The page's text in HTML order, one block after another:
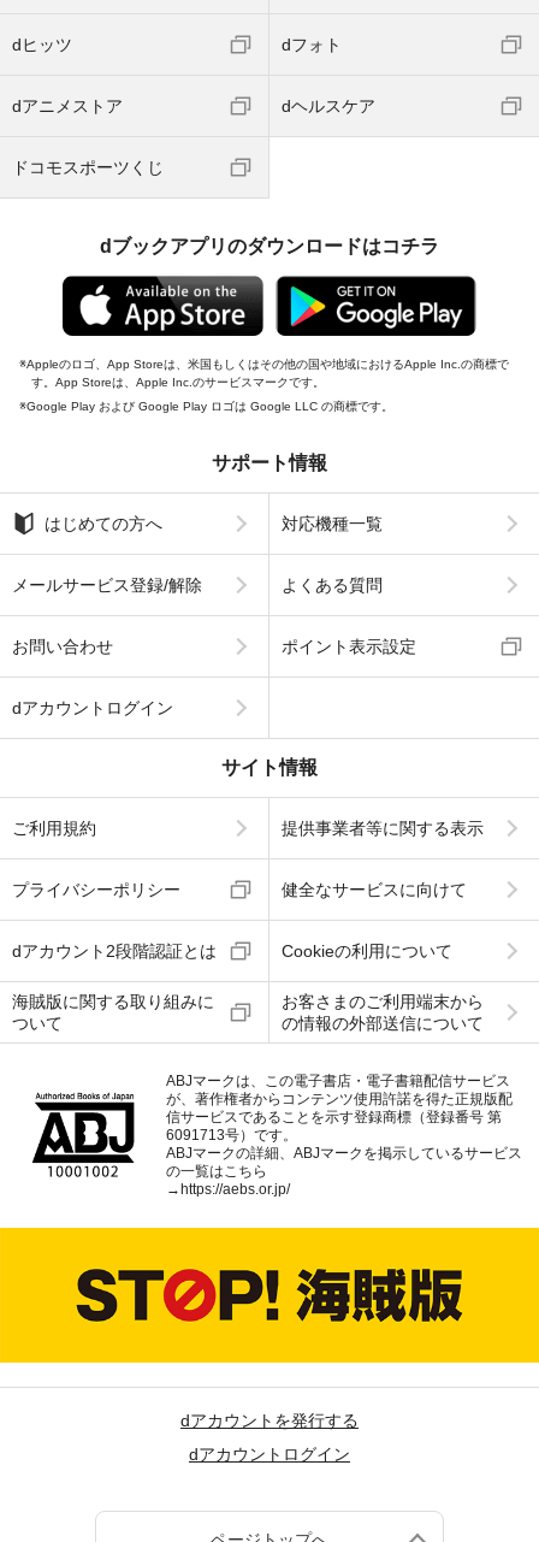
dヒッツ dフォト
dアニメストア dヘルスケア
ドコモスポーツくじ
dブックアプリのダウンロードはコチラ
Appleのロゴ、App Storeは、米国もしくはその他の国や地域におけるApple Inc.の商標で
す。App Storeは、Apple Inc.のサービスマークです。
Google Play および Google Play ロゴは Google LLC の商標です。
サポート情報
はじめての方へ 対応機種一覧
メールサービス登録/解除 よくある質問
お問い合わせ ポイント表示設定
dアカウントログイン
サイト情報
ご利用規約 提供事業者等に関する表示
プライバシーポリシー 健全なサービスに向けて
dアカウント2段階認証とは Cookieの利用について
海賊版に関する取り組みに
ついて
お客さまのご利用端末から
の情報の外部送信について
ABJマークは、この電子書店・電子書籍配信サービス
が、著作権者からコンテンツ使用許諾を得た正規版配
信サービスであることを示す登録商標（登録番号 第
6091713号）です。
ABJマークの詳細、ABJマークを掲示しているサービス
の一覧はこちら
→https://aebs.or.jp/
dアカウントを発行する
dアカウントログイン